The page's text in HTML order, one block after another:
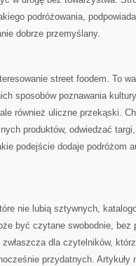
podróżowania,
dobrze przemyślany.
street foodem. To
sposobów poznawania
również uliczne przekąski.
produktów, odwiedzać
podejście dodaje podróżom
nie lubią sztywnych,
być czytane swobodnie,
dla czytelników,
przydatnych. Artykuły